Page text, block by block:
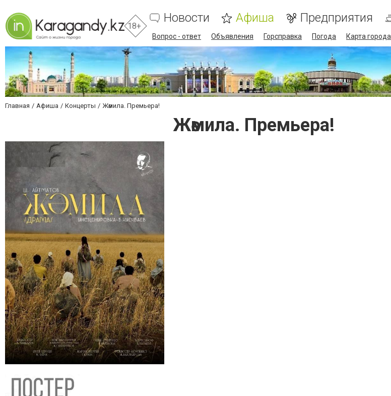
18+
Новости Афиша Предприятия
Вопрос - ответ Объявления Горсправка Погода Карта города
Главная Афиша Концерты Жәмила. Премьера!
Жәмила. Премьера!